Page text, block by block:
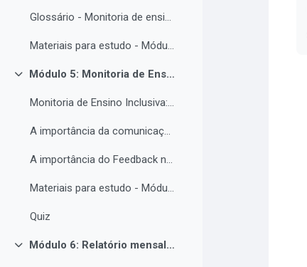
Glossário - Monitoria de ensino e educação inclusiva.
Materiais para estudo - Módulo 4.
Contrair
Módulo 5: Monitoria de Ensino Inclusiva, comunicação e feedback.
Monitoria de Ensino Inclusiva: comunicação e feedback.
A importância da comunicação entre o(a) monitor(a) e o estudantes PNE.
A importância do Feedback na monitoria de ensino inclusiva.
Materiais para estudo - Módulo 5.
Quiz
Contrair
Módulo 6: Relatório mensal de atividades da Monitoria de ensino inclusiva.